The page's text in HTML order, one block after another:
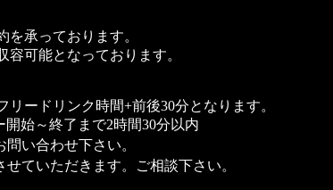
を承っております。
容可能となっております。
ードリンク時間+前後30分となります。
始～終了まで2時間30分以内
い合わせ下さい。
ていただきます。ご相談下さい。